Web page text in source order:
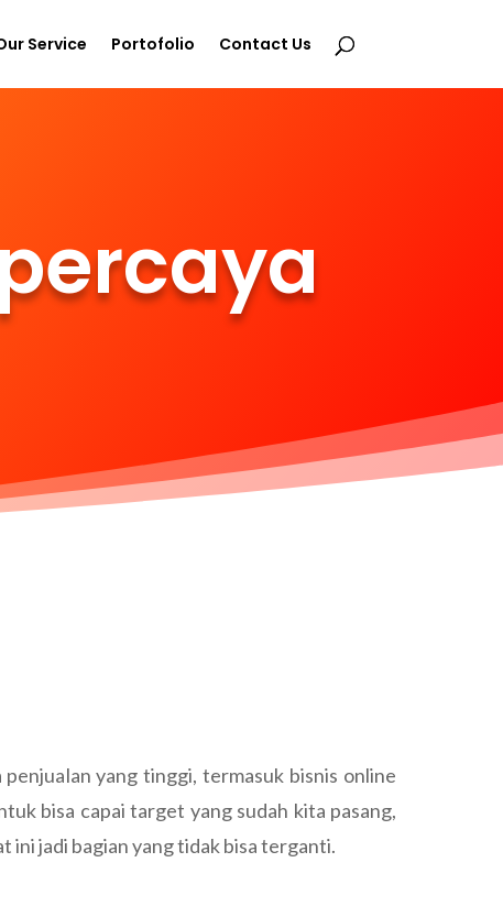
Service Portofolio Contact Us
yang tinggi, termasuk bisnis online
bisa capai target yang sudah kita pasang,
ini jadi bagian yang tidak bisa terganti.